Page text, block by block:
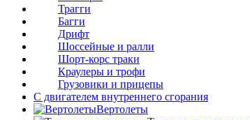
Трагги
Багги
Дрифт
Шоссейные и ралли
Шорт-корс траки
Краулеры и трофи
Грузовики и прицепы
С двигателем внутреннего сгорания
Вертолеты